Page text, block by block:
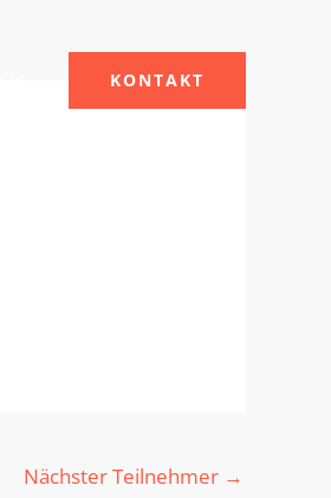
KONTAKT
Nächster Teilnehmer →